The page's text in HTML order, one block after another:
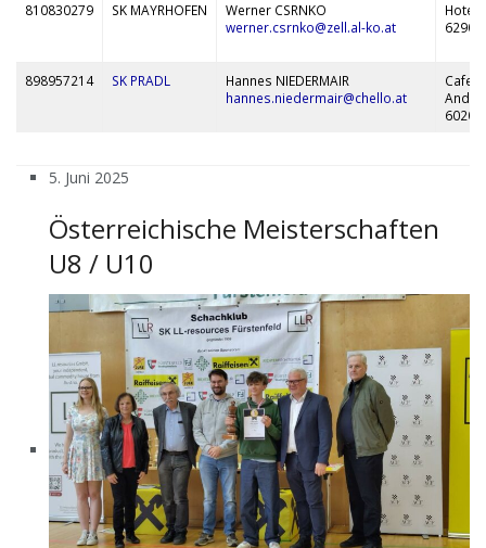
810830279 SK MAYRHOFEN
Werner CSRNKO
werner.csrnko@zell.al-ko.at
Hotel
6290
898957214 SK PRADL
Hannes NIEDERMAIR
hannes.niedermair@chello.at
Cafe
6020
5. Juni 2025
Österreichische Meisterschaften
U8 / U10